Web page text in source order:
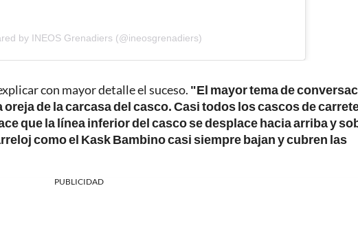
by INEOS Grenadiers (@ineosgrenadiers)
con mayor detalle el suceso. "El mayor tema de
de la carcasa del casco. Casi todos los cascos de
que la línea inferior del casco se desplace hacia arriba y
como el Kask Bambino casi siempre bajan y cubren las
PUBLICIDAD